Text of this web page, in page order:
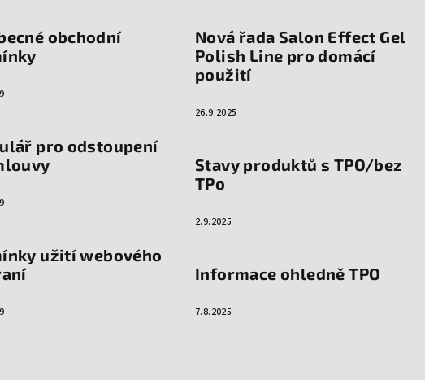
obchodní
pro odstoupení
užití webového
Nová řada Salon Effect Gel
Polish Line pro domácí
použití
26.9.2025
Stavy produktů s TPO/bez
TPo
2.9.2025
Informace ohledně TPO
7.8.2025